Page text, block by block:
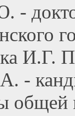
И.Г.
-
общей